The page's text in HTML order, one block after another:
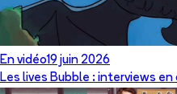
En vidéo19 juin 2026
Les lives Bubble : interviews